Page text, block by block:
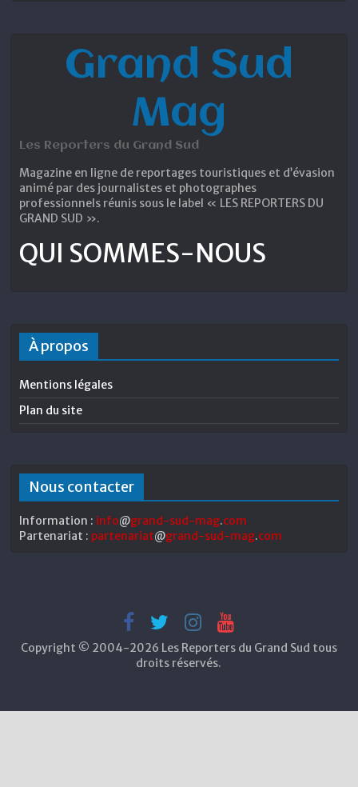
Grand Sud
Mag
Les Reporters du Grand Sud
Magazine en ligne de reportages touristiques et d’évasion
animé par des journalistes et photographes
professionnels réunis sous le label « LES REPORTERS DU
GRAND SUD ».
QUI SOMMES-NOUS
À propos
Mentions légales
Plan du site
Nous contacter
Information : info@grand-sud-mag.com
Partenariat : partenariat@grand-sud-mag.com
Copyright © 2004-2026 Les Reporters du Grand Sud tous
droits réservés.